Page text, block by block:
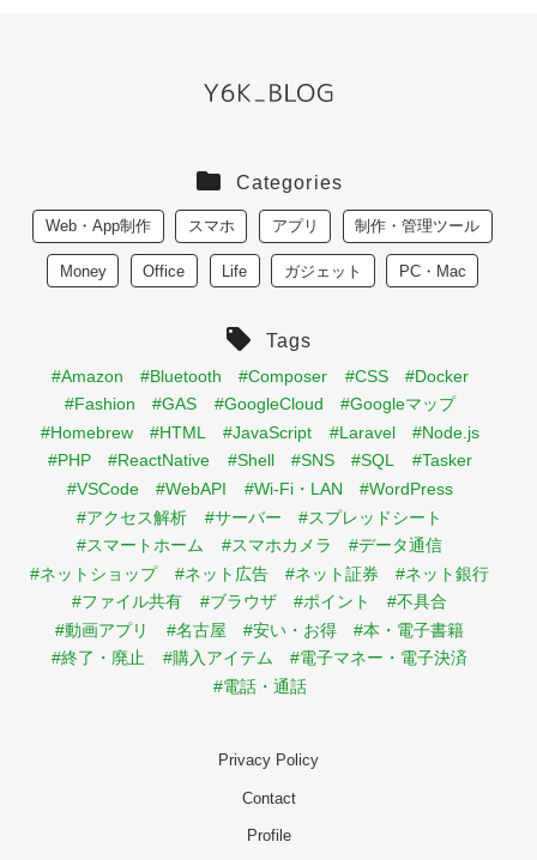
Categories
Web・App制作 スマホ アプリ 制作・管理ツール
Money Office Life ガジェット PC・Mac
Tags
#Amazon #Bluetooth #Composer #CSS
#Docker
#Fashion
#GAS #GoogleCloud
#Googleマップ
#Homebrew
#HTML #JavaScript #Laravel
#Node.js
#PHP
#ReactNative #Shell #SNS #SQL
#Tasker
#VSCode
#WebAPI #Wi-Fi・LAN
#WordPress
#アクセス解析
#サーバー
#スプレッドシート
#スマートホーム
#スマホカメラ
#データ通信
#ネットショップ
#ネット広告 #ネット証券
#ネット銀行
#ファイル共有
#ブラウザ #ポイント
#不具合
#動画アプリ
#名古屋 #安い・お得
#本・電子書籍
#終了・廃止
#購入アイテム
#電子マネー・電子決済
#電話・通話
Privacy Policy
Contact
Profile